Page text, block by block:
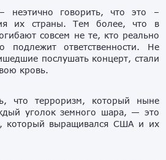
неэтично говорить, что это –
их страны. Тем более, что в
совсем не те, кто реально
подлежит ответственности. Не
послушать концерт, стали
кровь.
что терроризм, который ныне
уголок земного шара, — это
который выращивался США и их